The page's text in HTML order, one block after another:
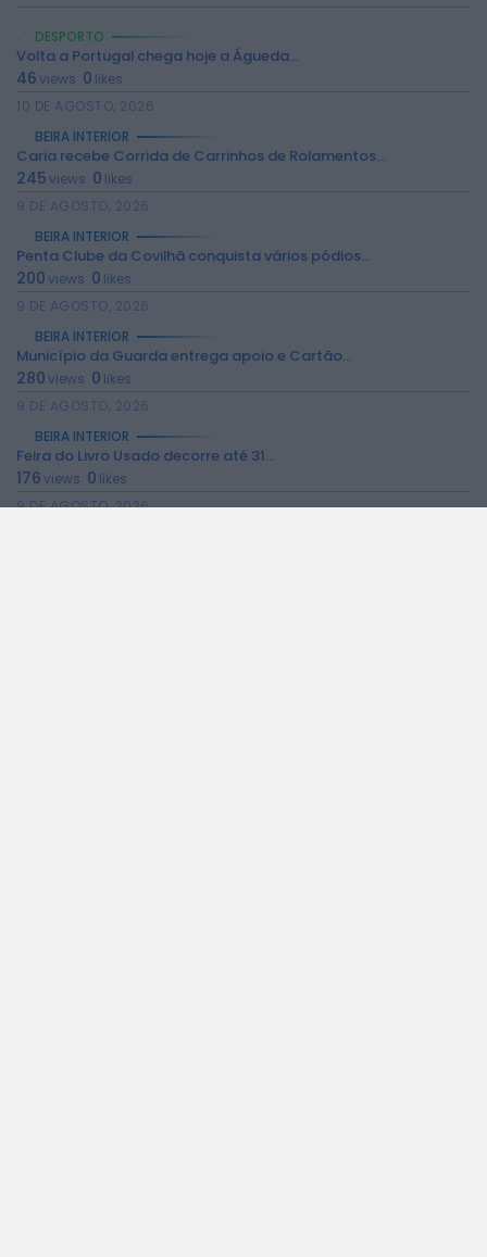
2026 Rádio Caria. Todos os direitos
reservados.
DESPORTO
Volta a Portugal chega hoje a Águeda...
46views 0 likes
10 DE AGOSTO, 2026
BEIRA INTERIOR
Caria recebe Corrida de Carrinhos de Rolamentos...
245views 0 likes
9 DE AGOSTO, 2026
BEIRA INTERIOR
Penta Clube da Covilhã conquista vários pódios...
200views 0 likes
9 DE AGOSTO, 2026
BEIRA INTERIOR
Município da Guarda entrega apoio e Cartão...
280views 0 likes
9 DE AGOSTO, 2026
BEIRA INTERIOR
Feira do Livro Usado decorre até 31...
176views 0 likes
9 DE AGOSTO, 2026